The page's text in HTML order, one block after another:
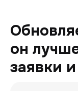
он
заявки